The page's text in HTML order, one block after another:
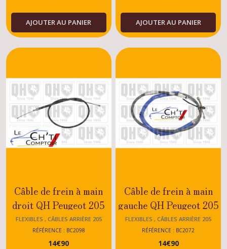
AJOUTER AU PANIER AJOUTER AU PANIER
Câble de frein à main
droit QH Peugeot 205
GTI 1.6 / RALLYE /
ESSENCE / DIESEL
FLEXIBLES , CÂBLES ARRIÈRE 205
RÉFÉRENCE : BC2098
14€90
Câble de frein à main
gauche QH Peugeot 205
GTI 1.6 /RALLYE
/ESSENCE /DIESEL
FLEXIBLES , CÂBLES ARRIÈRE 205
RÉFÉRENCE : BC2072
14€90